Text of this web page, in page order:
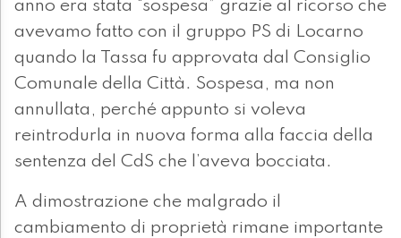
anno era stata “sospesa” grazie al ricorso che
avevamo fatto con il gruppo PS di Locarno
quando la Tassa fu approvata dal Consiglio
Comunale della Città. Sospesa, ma non
annullata, perché appunto si voleva
reintrodurla in nuova forma alla faccia della
sentenza del CdS che l’aveva bocciata.
A dimostrazione che malgrado il
cambiamento di proprietà rimane importante